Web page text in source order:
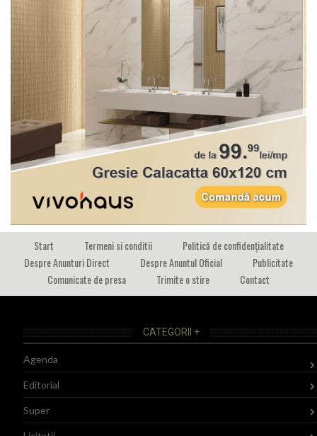
Start Termeni si conditii
Politică de confidențialitate
Despre Anunturi Direct
Despre Anuntul Oficial
Publicitate
Comunicate de presa
Trimite o stire Contact
CATEGORII +
Agenda
Editorial
Super